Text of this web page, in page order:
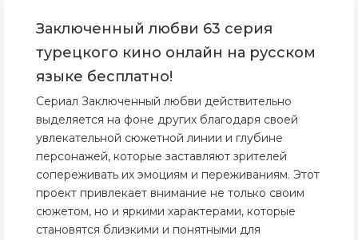
Заключенный любви 63 серия
турецкого кино онлайн на русском
языке бесплатно!
Сериал Заключенный любви действительно
выделяется на фоне других благодаря своей
увлекательной сюжетной линии и глубине
персонажей, которые заставляют зрителей
сопереживать их эмоциям и переживаниям. Этот
проект привлекает внимание не только своим
сюжетом, но и яркими характерами, которые
становятся близкими и понятными для